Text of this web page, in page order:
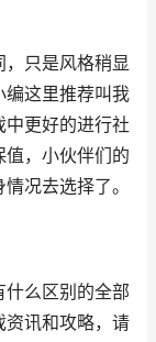
只是风格稍显
编这里推荐叫我
更好的进行社
，小伙伴们的
况去选择了。
么区别的全部
资讯和攻略，请